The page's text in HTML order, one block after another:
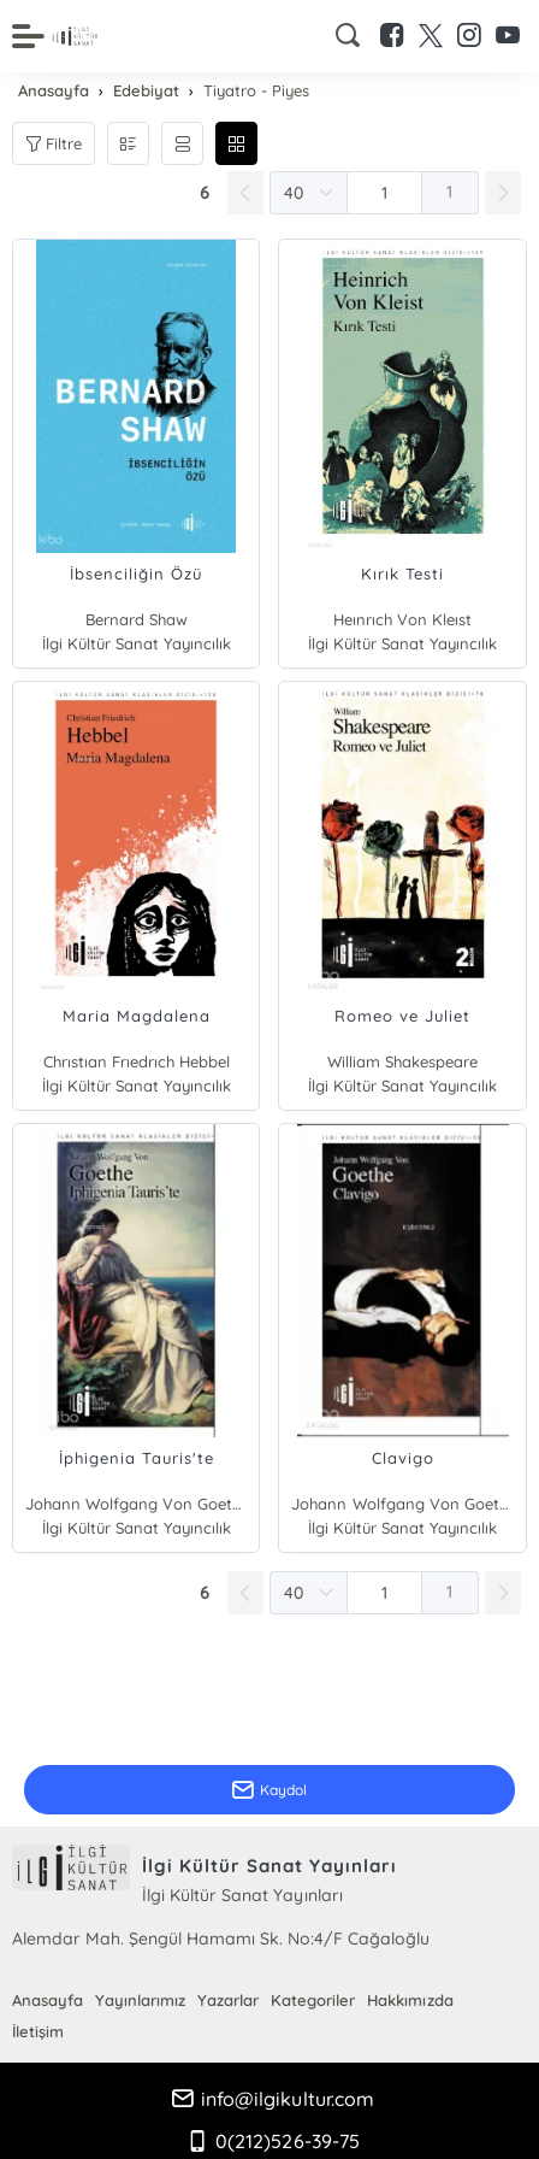
Anasayfa Edebiyat Tiyatro - Piyes
Filtre
6 1
İbsenciliğin Özü
Bernard Shaw
İlgi Kültür Sanat Yayıncılık
Kırık Testi
Heınrıch Von Kleıst
İlgi Kültür Sanat Yayıncılık
Maria Magdalena
Chrıstıan Frıedrıch Hebbel
İlgi Kültür Sanat Yayıncılık
Romeo ve Juliet
William Shakespeare
İlgi Kültür Sanat Yayıncılık
İphigenia Tauris'te
Johann Wolfgang Von Goethe
İlgi Kültür Sanat Yayıncılık
Clavigo
Johann Wolfgang Von Goethe
İlgi Kültür Sanat Yayıncılık
6 1
Kaydol
İlgi Kültür Sanat Yayınları
İlgi Kültür Sanat Yayınları
Alemdar Mah. Şengül Hamamı Sk. No:4/F Cağaloğlu
Anasayfa Yayınlarımız Yazarlar Kategoriler
Hakkımızda
İletişim
info@ilgikultur.com
0(212)526-39-75